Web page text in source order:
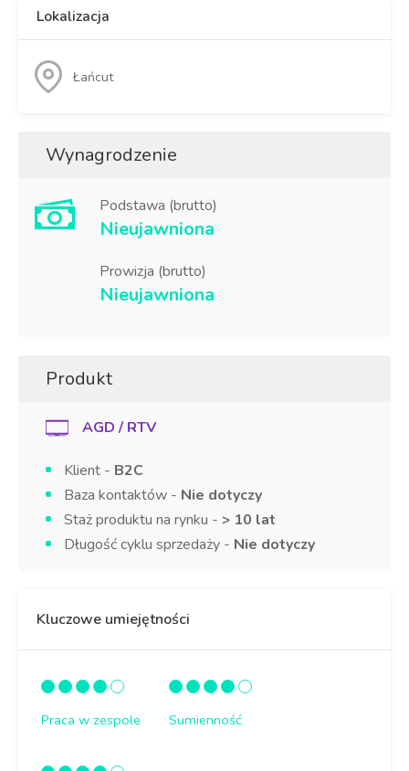
Lokalizacja
Łańcut
Wynagrodzenie
Podstawa (brutto)
Nieujawniona
Prowizja (brutto)
Nieujawniona
Produkt
AGD / RTV
Klient - B2C
Baza kontaktów - Nie dotyczy
Staż produktu na rynku - > 10 lat
Długość cyklu sprzedaży - Nie dotyczy
Kluczowe umiejętności
Praca w zespole Sumienność